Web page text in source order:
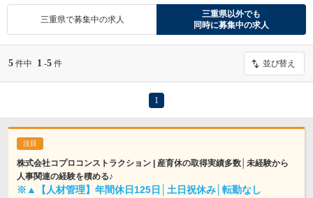
三重県で募集中の求人
三重県以外でも
同時に募集中の求人
5 件中 1 -5 件 並び替え
1
株式会社コプロコンストラクション | 産育休の取得実績多数│未経験から
人事関連の経験を積める♪
※▲【人材管理】年間休日125日│土日祝休み│転勤なし